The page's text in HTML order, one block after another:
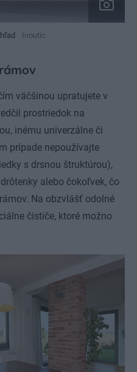
Inoutic
väčšinou upratujete v
prostriedok na
inému univerzálne či
prípade nepoužívajte
s drsnou štruktúrou),
alebo čokoľvek, čo
Na obzvlášť odolné
čističe, ktoré možno